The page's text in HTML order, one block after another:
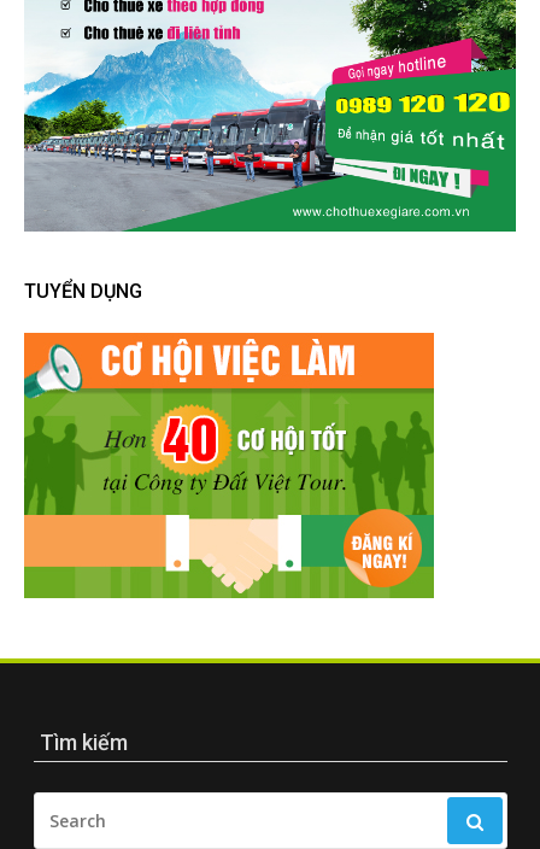
TUYỂN DỤNG
Tìm kiếm
FOR: